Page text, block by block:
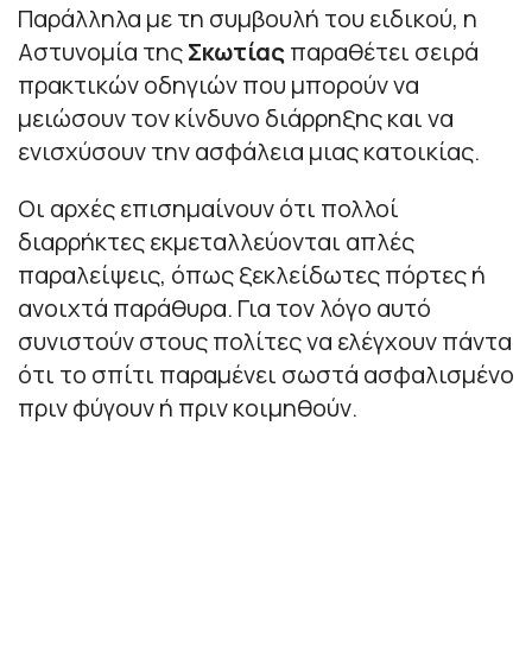
Παράλληλα με τη συμβουλή του ειδικού, η
Αστυνομία τηςΣκωτίαςπαραθέτει σειρά
πρακτικών οδηγιών που μπορούν να
μειώσουν τον κίνδυνο διάρρηξης και να
ενισχύσουν την ασφάλεια μιας κατοικίας.
Οι αρχές επισημαίνουν ότι πολλοί
διαρρήκτες εκμεταλλεύονται απλές
παραλείψεις, όπως ξεκλείδωτες πόρτες ή
ανοιχτά παράθυρα. Για τον λόγο αυτό
συνιστούν στους πολίτες να ελέγχουν πάντα
ότι το σπίτι παραμένει σωστά ασφαλισμένο
πριν φύγουν ή πριν κοιμηθούν.